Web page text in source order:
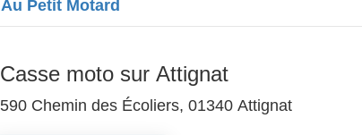
Au Petit Motard
Casse moto sur Attignat
590 Chemin des Écoliers, 01340 Attignat